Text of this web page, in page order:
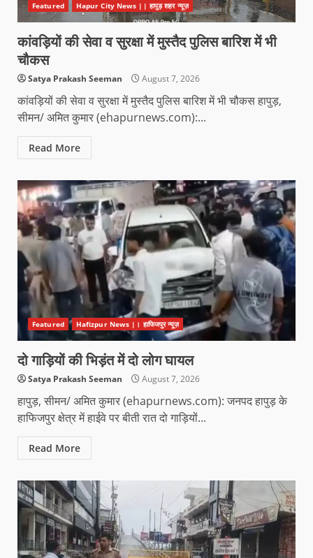
Featured Hapur City News || हापुड़ शहर न्यूज़
कांवड़ियों की सेवा व सुरक्षा में मुस्तैद पुलिस बारिश में भी
चौकस
Satya Prakash Seeman August 7, 2026
कांवड़ियों की सेवा व सुरक्षा में मुस्तैद पुलिस बारिश में भी चौकस हापुड़,
सीमन/ अमित कुमार (ehapurnews.com):...
Read More
Featured Hafizpur News |। हाफिजपुर न्यूज़
दो गाड़ियों की भिड़ंत में दो लोग घायल
Satya Prakash Seeman August 7, 2026
हापुड़, सीमन/ अमित कुमार (ehapurnews.com): जनपद हापुड़ के
हाफिजपुर क्षेत्र में हाईवे पर बीती रात दो गाड़ियों...
Read More